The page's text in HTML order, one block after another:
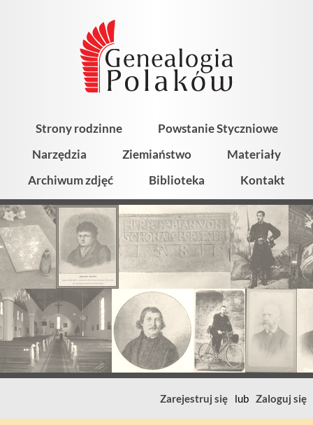
Strony rodzinne
Powstanie Styczniowe
Narzędzia
Ziemiaństwo
Materiały
Archiwum zdjęć
Biblioteka Kontakt
Zarejestruj się lub Zaloguj się